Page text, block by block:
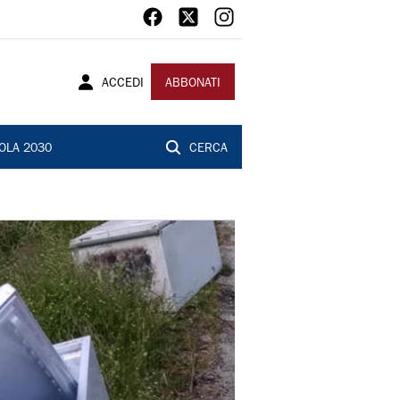
ACCEDI ABBONATI
2030 CERCA